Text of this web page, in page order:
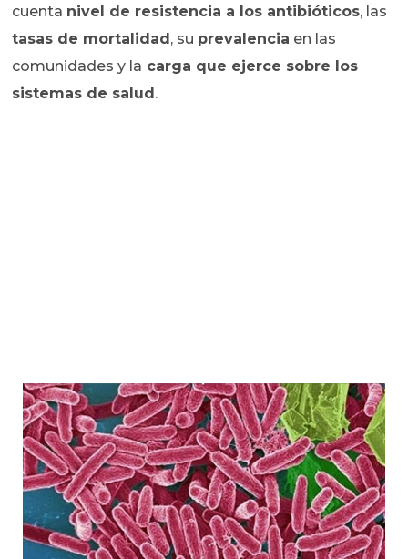
cuenta nivel de resistencia a los antibióticos, las
tasas de mortalidad , su prevalencia en las
comunidades y la carga que ejerce sobre los
sistemas de salud .